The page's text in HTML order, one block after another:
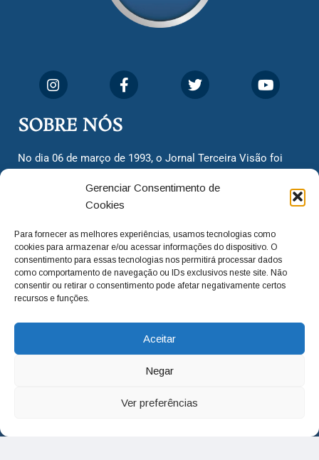
Gerenciar Consentimento de
Cookies
Para fornecer as melhores experiências, usamos tecnologias como
cookies para armazenar e/ou acessar informações do dispositivo. O
consentimento para essas tecnologias nos permitirá processar dados
como comportamento de navegação ou IDs exclusivos neste site. Não
consentir ou retirar o consentimento pode afetar negativamente certos
recursos e funções.
Aceitar
Negar
Ver preferências
SOBRE NÓS
No dia 06 de março de 1993, o Jornal Terceira Visão foi
cidadãos valinhenses, já que naquela época só existiam
dois jornais. Há mais de 30 anos, o jornal continua
com o foco de trazer as melhores notícias. Nunca
deixamos de lado as necessidades do cidadão, sempre
questionando os órgãos públicos em busca de melhorias
para a cidade e sempre cobrando resoluções para casos
adm@jtv.com.br
(19) 3929-6225